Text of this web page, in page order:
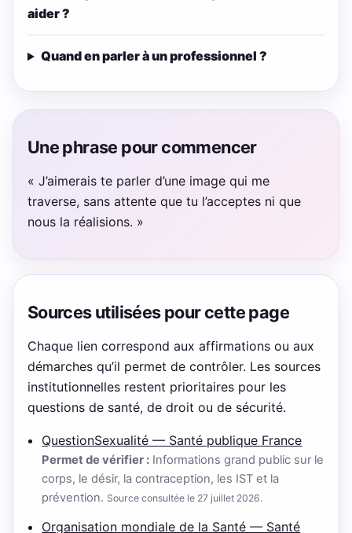
aider ?
Quand en parler à un professionnel ?
Une phrase pour commencer
« J’aimerais te parler d’une image qui me
traverse, sans attente que tu l’acceptes ni que
nous la réalisions. »
Sources utilisées pour cette page
Chaque lien correspond aux affirmations ou aux
démarches qu’il permet de contrôler. Les sources
institutionnelles restent prioritaires pour les
questions de santé, de droit ou de sécurité.
QuestionSexualité — Santé publique France
Permet de vérifier : Informations grand public sur le
corps, le désir, la contraception, les IST et la
prévention. Source consultée le 27 juillet 2026.
Organisation mondiale de la Santé — Santé